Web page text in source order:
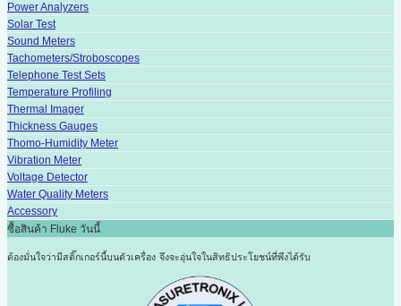
Power Analyzers
Solar Test
Sound Meters
Tachometers/Stroboscopes
Telephone Test Sets
Temperature Profiling
Thermal Imager
Thickness Gauges
Thomo-Humidity Meter
Vibration Meter
Voltage Detector
Water Quality Meters
Accessory
ซื้อสินค้า Fluke วันนี้
ต้องมั่นใจว่ามีสติ๊กเกอร์นี้บนตัวเครื่อง จึงจะอุ่นใจในสิทธิประโยชน์ที่พึงได้รับ